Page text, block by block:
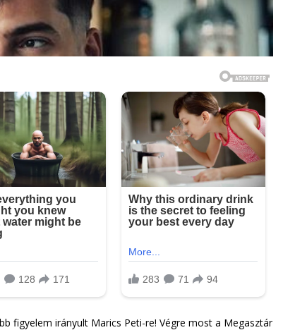
figyelem irányult Marics Peti-re! Végre most a Megasztár